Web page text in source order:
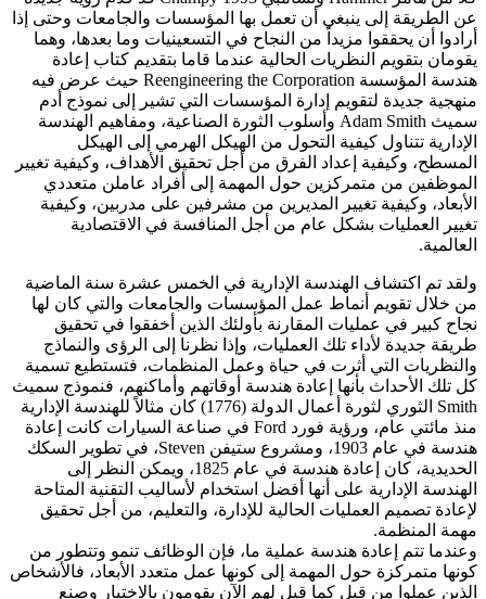
عن الطريقة إلى ينبغي أن تعمل بها المؤسسات والجامعات وحتى إذا
أرادوا أن يحققوا مزيداً من النجاح في التسعينيات وما بعدها، وهما
يقومان بتقويم النظريات الحالية عندما قاما بتقديم كتاب إعادة
هندسة المؤسسة Reengineering the Corporation حيث عرض فيه
منهجية جديدة لتقويم إدارة المؤسسات التي تشير إلى نموذج أدم
سميث Adam Smith وأسلوب الثورة الصناعية، ومفاهيم الهندسة
الإدارية تتناول كيفية التحول من الهيكل الهرمي إلى الهيكل
المسطح، وكيفية إعداد الفرق من أجل تحقيق الأهداف، وكيفية تغيير
الموظفين من متمركزين حول المهمة إلى أفراد عاملن متعددي
الأبعاد، وكيفية تغيير المديرين من مشرفين على مدربين، وكيفية
تغيير العمليات بشكل عام من أجل المنافسة في الاقتصادية
العالمية.
ولقد تم اكتشاف الهندسة الإدارية في الخمس عشرة سنة الماضية
من خلال تقويم أنماط عمل المؤسسات والجامعات والتي كان لها
نجاح كبير في عمليات المقارنة بأولئك الذين أخفقوا في تحقيق
طريقة جديدة لأداء تلك العمليات، وإذا نظرنا إلى الرؤى والنماذج
والنظريات التي أثرت في حياة وعمل المنظمات، فتستطيع تسمية
كل تلك الأحداث بأنها إعادة هندسة أوقاتهم وأماكنهم، فنموذج سميث
Smith الثوري لثورة أعمال الدولة (1776) كان مثالاً للهندسة الإدارية
منذ مائتي عام، ورؤية فورد Ford في صناعة السيارات كانت إعادة
هندسة في عام 1903، ومشروع ستيفن Steven، في تطوير السكك
الحديدية، كان إعادة هندسة في عام 1825، ويمكن النظر إلى
الهندسة الإدارية على أنها أفضل استخدام لأساليب التقنية المتاحة
لإعادة تصميم العمليات الحالية للإدارة، والتعليم، من أجل تحقيق
مهمة المنظمة.
وعندما تتم إعادة هندسة عملية ما، فإن الوظائف تنمو وتتطور من
كونها متمركزة حول المهمة إلى كونها عمل متعدد الأبعاد، فالأشخاص
الذين عملوا من قبل كما قيل لهم الآن يقومون بالاختيار وصنع